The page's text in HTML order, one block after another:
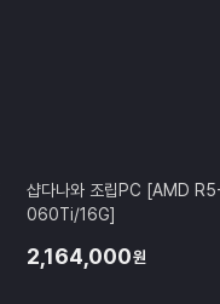
샵다나와 조립PC [AMD
060Ti/16G]
2,164,000원